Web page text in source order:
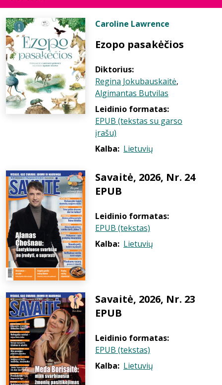
Caroline Lawrence
Ezopo pasakėčios
Diktorius:
Regina Jokubauskaitė,
Algimantas Butvilas
Leidinio formatas:
EPUB (tekstas su garso
įrašu)
Kalba: Lietuvių
Savaitė, 2026, Nr. 24
EPUB
Leidinio formatas:
EPUB (tekstas)
Kalba: Lietuvių
Savaitė, 2026, Nr. 23
EPUB
Leidinio formatas:
EPUB (tekstas)
Kalba: Lietuvių